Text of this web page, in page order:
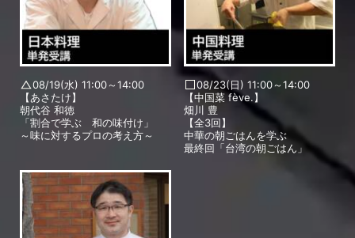
08/19(水) 11:00～14:00
【あさたけ】
朝代谷 和徳
「割合で学ぶ 和の味付け」
～味に対するプロの考え方～
08/23(日) 11:00～14:00
【中国菜 fève.】
畑川 豊
【全3回】
中華の朝ごはんを学ぶ
最終回「台湾の朝ごはん」